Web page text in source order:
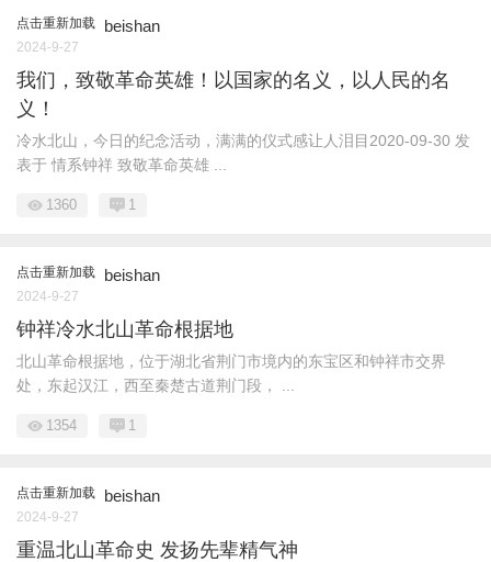
点击重新加载 beishan
2024-9-27
我们，致敬革命英雄！以国家的名义，以人民的名
义！
冷水北山，今日的纪念活动，满满的仪式感让人泪目2020-09-30 发
表于 情系钟祥 致敬革命英雄 ...
1360 1
点击重新加载 beishan
2024-9-27
钟祥冷水北山革命根据地
北山革命根据地，位于湖北省荆门市境内的东宝区和钟祥市交界
处，东起汉江，西至秦楚古道荆门段， ...
1354 1
点击重新加载 beishan
2024-9-27
重温北山革命史 发扬先辈精气神